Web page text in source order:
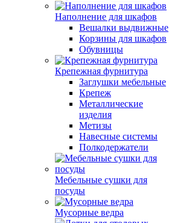
Наполнение для шкафов
Вешалки выдвижные
Корзины для шкафов
Обувницы
Крепежная фурнитура
Заглушки мебельные
Крепеж
Металлические
изделия
Метизы
Навесные системы
Полкодержатели
Мебельные сушки для
посуды
Мусорные ведра